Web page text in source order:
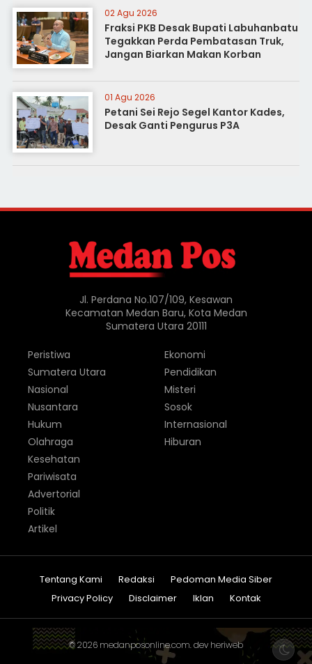
02 Agu 2026
Fraksi PKB Desak Bupati Labuhanbatu
Tegakkan Perda Pembatasan Truk,
Jangan Biarkan Makan Korban
01 Agu 2026
Petani Sei Rejo Segel Kantor Kades,
Desak Ganti Pengurus P3A
Jl. Perdana No.107/109, Kesawan
Kecamatan Medan Baru, Kota Medan
Sumatera Utara 20111
Peristiwa
Sumatera Utara
Nasional
Nusantara
Hukum
Olahraga
Ekonomi
Pendidikan
Misteri
Sosok
Internasional
Hiburan
Kesehatan
Pariwisata
Advertorial
Politik
Artikel
Tentang Kami Redaksi
Pedoman Media Siber
Privacy Policy
Disclaimer Iklan Kontak
© 2026 medanposonline.com. dev heriweb